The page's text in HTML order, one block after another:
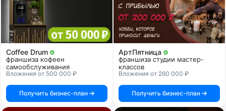
Coffee Drum
франшиза кофеен
самообслуживания
Вложения от 500 000 ₽
Получить бизнес-план
АртПятница
франшиза студии мастер-
классов
Вложения от 260 000 ₽
Получить бизнес-план